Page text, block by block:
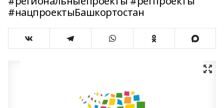
#нацпроектыБашкортостан